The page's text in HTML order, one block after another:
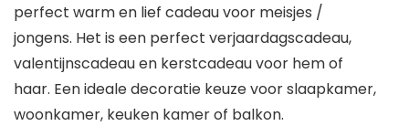
perfect warm en lief cadeau voor meisjes /
jongens. Het is een perfect verjaardagscadeau,
valentijnscadeau en kerstcadeau voor hem of
haar. Een ideale decoratie keuze voor slaapkamer,
woonkamer, keuken kamer of balkon.